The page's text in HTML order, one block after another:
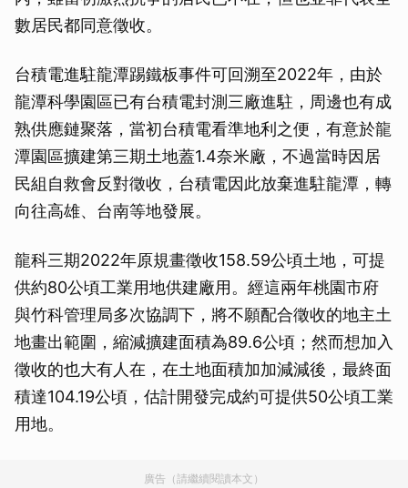
數居民都同意徵收。
台積電進駐龍潭踢鐵板事件可回溯至2022年，由於
龍潭科學園區已有台積電封測三廠進駐，周邊也有成
熟供應鏈聚落，當初台積電看準地利之便，有意於龍
潭園區擴建第三期土地蓋1.4奈米廠，不過當時因居
民組自救會反對徵收，台積電因此放棄進駐龍潭，轉
向往高雄、台南等地發展。
龍科三期2022年原規畫徵收158.59公頃土地，可提
供約80公頃工業用地供建廠用。經這兩年桃園市府
與竹科管理局多次協調下，將不願配合徵收的地主土
地畫出範圍，縮減擴建面積為89.6公頃；然而想加入
徵收的也大有人在，在土地面積加加減減後，最終面
積達104.19公頃，估計開發完成約可提供50公頃工業
用地。
廣告（請繼續閱讀本文）